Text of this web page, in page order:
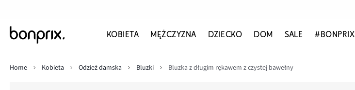
KOBIETA MĘŻCZYZNA DZIECKO DOM SALE #BONPRIX
Home
Kobieta Odzież damska Bluzki Bluzka z długim rękawem z czystej bawełny